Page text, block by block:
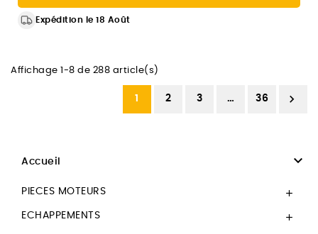
Expédition le 18 Août
Affichage 1-8 de 288 article(s)
1 2 3 … 36 
Accueil 
PIECES MOTEURS 
ECHAPPEMENTS 